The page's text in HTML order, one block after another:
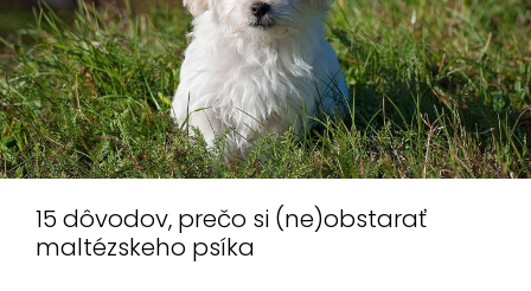
15 dôvodov, prečo si (ne)obstarať
maltézskeho psíka